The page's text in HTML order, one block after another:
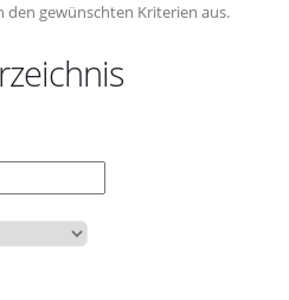
den gewünschten Kriterien aus.